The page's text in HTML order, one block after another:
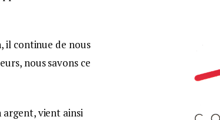
il continue de nous
nous savons ce
vient ainsi